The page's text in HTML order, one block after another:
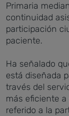
Primaria
continuidad
participación
paciente.
Ha señalado
está diseñada
través del
más eficiente
referido a la